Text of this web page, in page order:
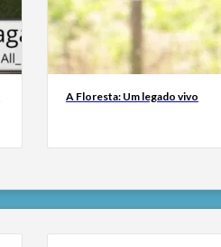
A Floresta: Um legado vivo